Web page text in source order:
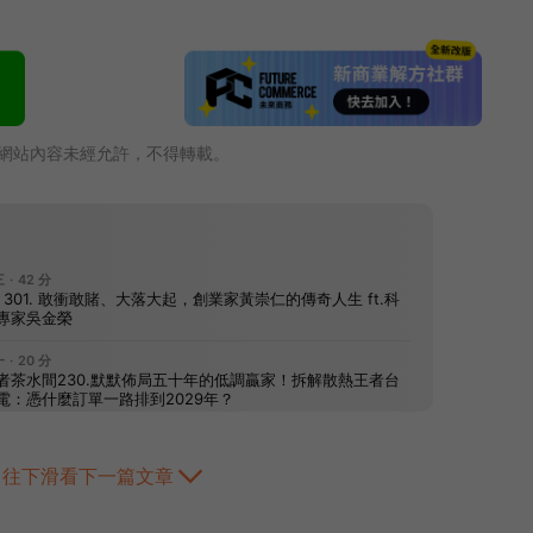
站內容未經允許，不得轉載。
往下滑看下一篇文章